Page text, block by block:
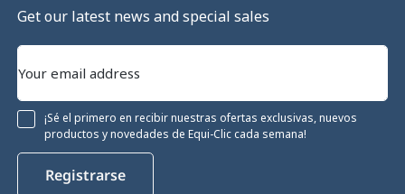
Get our latest news and special sales
¡Sé el primero en recibir nuestras ofertas exclusivas, nuevos
productos y novedades de Equi-Clic cada semana!
Registrarse